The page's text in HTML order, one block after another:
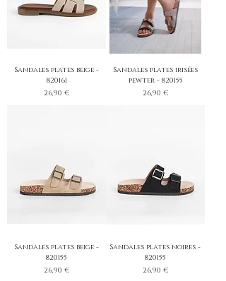
Sandales plates beige -
820161
Prix
26,90 €
Sandales plates irisées
pewter - 820155
Prix
26,90 €
Sandales plates beige -
820155
Prix
26,90 €
Sandales plates noires -
820155
Prix
26,90 €